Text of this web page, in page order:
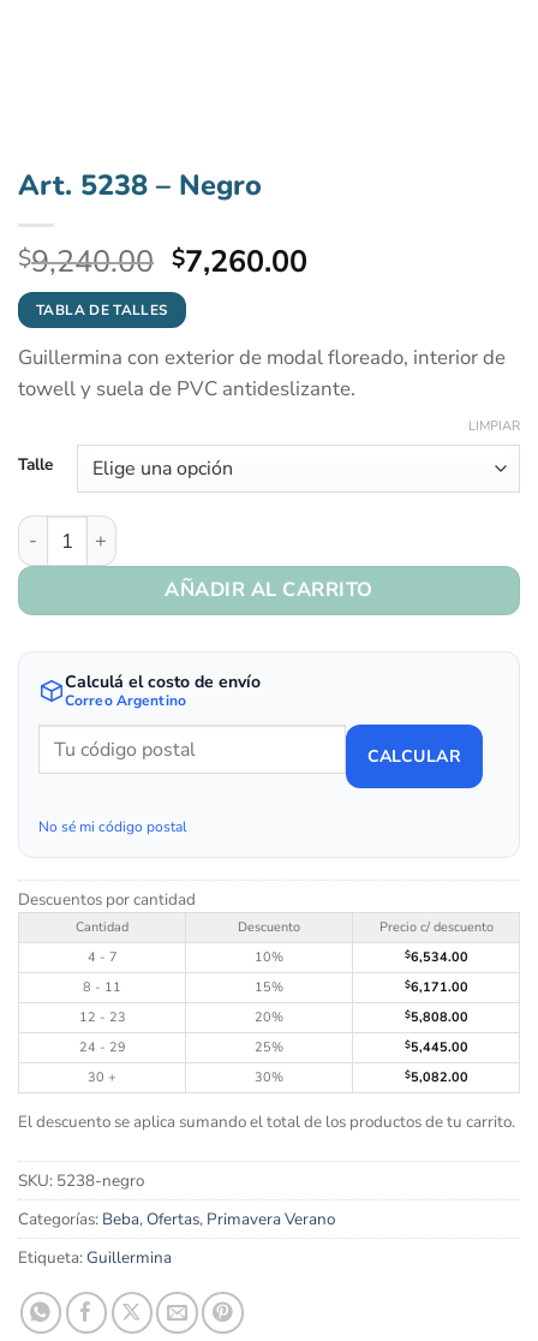
Art. 5238 – Negro
$9,240.00 El
precio
original
era:
$9,240.00.
$7,260.00El
es:
$7,260.00.
TABLA DE TALLES
Guillermina con exterior de modal floreado, interior de
towell y suela de PVC antideslizante.
Talle
LIMPIAR
Art. 5238 - Negro cantidad
AÑADIR AL CARRITO
Calculá el costo de envío
Correo Argentino
CALCULAR
No sé mi código postal
Descuentos por cantidad
Cantidad Descuento
Precio c/ descuento
4 - 7
10% $6,534.00
8 - 11
15% $6,171.00
12 - 23
20% $5,808.00
24 - 29
25% $5,445.00
30 +
30% $5,082.00
El descuento se aplica sumando el total de los productos de tu carrito.
SKU: 5238-negro
Categorías: Beba,Ofertas, Primavera Verano
Etiqueta:Guillermina